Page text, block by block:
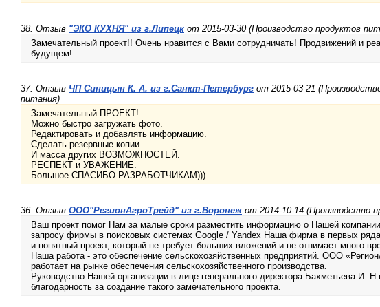
38. Отзыв "ЭКО КУХНЯ" из г.Липецк от 2015-03-30 (Производство продуктов
Замечательный проект!! Очень нравится с Вами сотрудничать! Продвижений и
будущем!
37. Отзыв ЧП Синицын К. А. из г.Санкт-Петербург от 2015-03-21
питания)
Замечательный ПРОЕКТ!
Можно быстро загружать фото.
Редактировать и добавлять информацию.
Сделать резервные копии.
И масса других ВОЗМОЖНОСТЕЙ.
РЕСПЕКТ и УВАЖЕНИЕ.
Большое СПАСИБО РАЗРАБОТЧИКАМ)))
36. Отзыв ООО"РегионАгроТрейд" из г.Воронеж от 2014-10-14 (Производство
Ваш проект помог Нам за малые сроки разместить информацию о Нашей
запросу фирмы в поисковых системах Google / Yandex Наша фирма в первых
и понятный проект, который не требует больших вложений и не отнимает много
Наша работа - это обеспечение сельскохозяйственных предприятий. ООО
работает на рынке обеспечения сельскохозяйственного производства.
Руководство Нашей организации в лице генерального директора Бахметьева И.
благодарность за создание такого замечательного проекта.